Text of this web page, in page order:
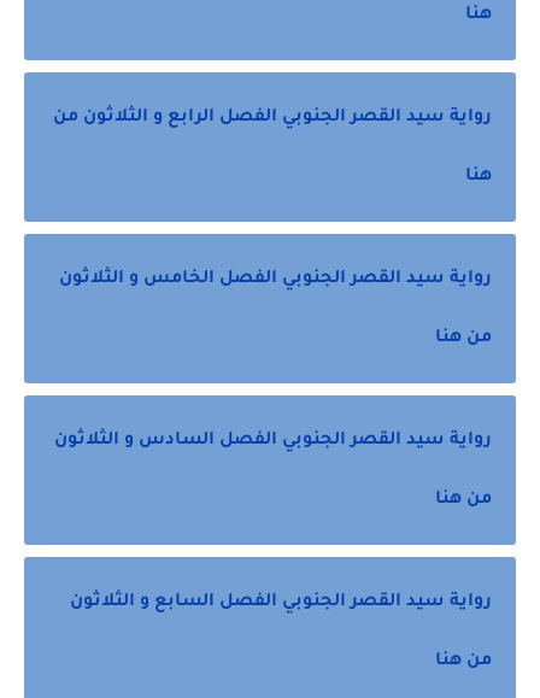
هنا
رواية سيد القصر الجنوبي الفصل الرابع و الثلاثون من
هنا
رواية سيد القصر الجنوبي الفصل الخامس و الثلاثون
من هنا
رواية سيد القصر الجنوبي الفصل السادس و الثلاثون
من هنا
رواية سيد القصر الجنوبي الفصل السابع و الثلاثون
من هنا